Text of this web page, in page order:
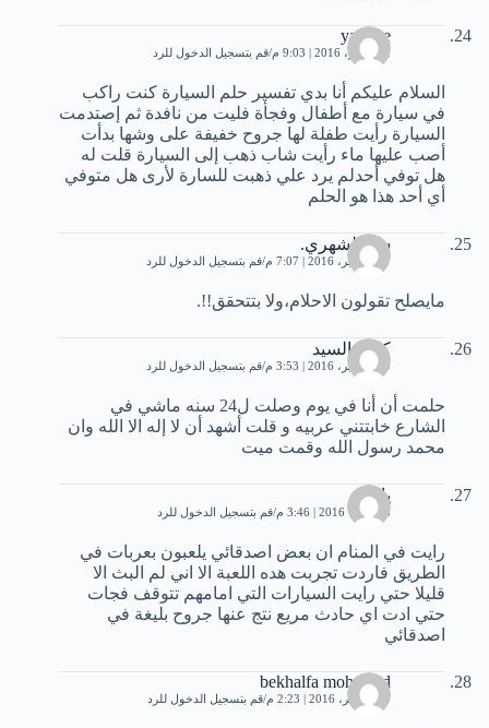
yassine
2 سبتمبر، 2016 | 9:03 م قم بتسجيل الدخول للرد
السلام عليكم أنا بدي تفسير حلم السيارة كنت راكب
في سيارة مع أطفال وفجأة فليت من نافدة ثم إصتدمت
السيارة رأيت طفلة لها جروح خفيفة على وشها بدأت
أصب عليها ماء رأيت شاب ذهب إلى السيارة قلت له
هل توفي أحدلم يرد علي ذهبت للسارة لأرى هل متوفي
أي أحد هذا هو الحلم
سنا الشهري.
27 سبتمبر، 2016 | 7:07 م قم بتسجيل الدخول للرد
مايصلح تقولون الاحلام،ولا بتتحقق!!.
كريم السيد
29 سبتمبر، 2016 | 3:53 م قم بتسجيل الدخول للرد
حلمت أن أنا في يوم وصلت ل24 سنه ماشي في
الشارع خابتتني عربيه و قلت أشهد أن لا إله الا الله وان
محمد رسول الله وقمت ميت
ياسر
5 أكتوبر، 2016 | 3:46 م قم بتسجيل الدخول للرد
رايت في المنام ان بعض اصدقائي يلعبون بعربات في
الطريق فاردت تجربت هده اللعبة الا اني لم البث الا
قليلا حتي رايت السيارات التي امامهم تتوقف فجات
حتي ادت اي حادث مريع نتج عنها جروح بليغة في
اصدقائي
bekhalfa mohamed
20 نوفمبر، 2016 | 2:23 م قم بتسجيل الدخول للرد